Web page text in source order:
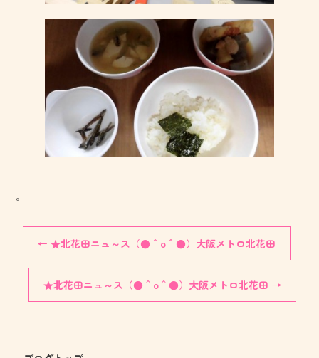
。
← ★北花田ニュ～ス（●＾o＾●）大阪メトロ北花田
★北花田ニュ～ス（●＾o＾●）大阪メトロ北花田 →